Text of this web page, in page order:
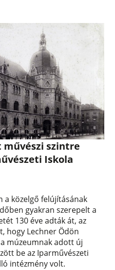
művészi szintre
Iskola
a közelgő felújításának
gyakran szerepelt a
130 éve adták át, az
hogy Lechner Ödön
múzeumnak adott új
be az Iparművészeti
intézmény volt.